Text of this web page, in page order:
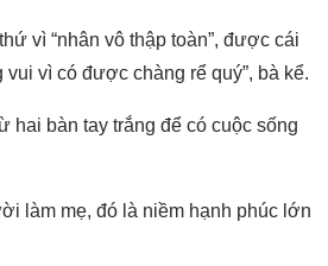
vì “nhân vô thập toàn”, được cái
vì có được chàng rể quý”, bà kể.
hai bàn tay trắng để có cuộc sống
làm mẹ, đó là niềm hạnh phúc lớn